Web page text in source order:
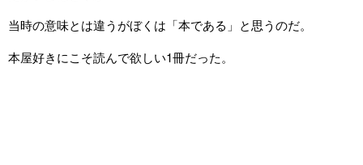
当時の意味とは違うがぼくは「本である」と思うのだ。
本屋好きにこそ読んで欲しい1冊だった。